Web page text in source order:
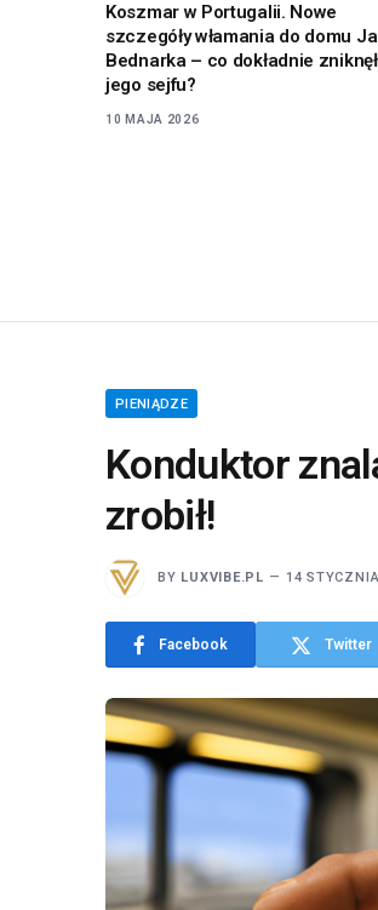
Koszmar w Portugalii. Nowe
szczegóły włamania do domu
Bednarka – co dokładnie
jego sejfu?
10 MAJA 2026
PIENIĄDZE
Konduktor
zrobił!
BY LUXVIBE.PL 14
Facebook Twitter